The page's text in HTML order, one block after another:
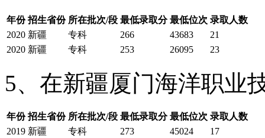
年份 招生省份 所在批次/段 最低录取分 最低位次 录取人数
2020 新疆 专科 266 43683
21
2020 新疆 专科 253 26095 23
5、在新疆厦门海洋职业
年份 招生省份 所在批次/段 最低录取分 最低位次 录取人数
2019 新疆 专科 273 45024
17